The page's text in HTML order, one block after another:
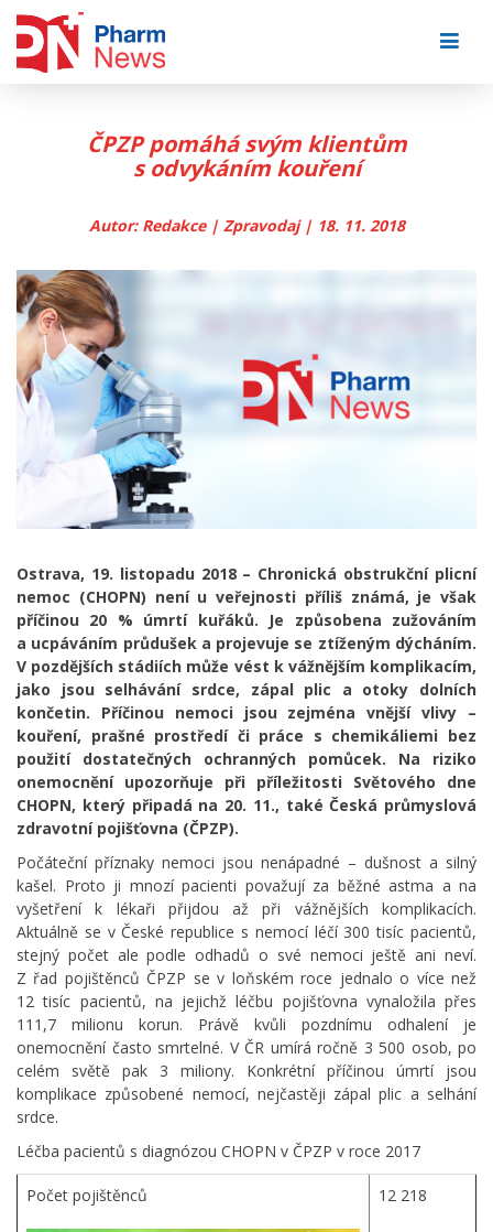
ČPZP pomáhá svým klientům
s odvykáním kouření
Autor: Redakce | Zpravodaj | 18. 11. 2018
Ostrava, 19. listopadu 2018 – Chronická obstrukční plicní
nemoc (CHOPN) není u veřejnosti příliš známá, je však
příčinou 20 % úmrtí kuřáků. Je způsobena zužováním
a ucpáváním průdušek a projevuje se ztíženým dýcháním.
V pozdějších stádiích může vést k vážnějším komplikacím,
jako jsou selhávání srdce, zápal plic a otoky dolních
končetin. Příčinou nemoci jsou zejména vnější vlivy –
kouření, prašné prostředí či práce s chemikáliemi bez
použití dostatečných ochranných pomůcek. Na riziko
onemocnění upozorňuje při příležitosti Světového dne
CHOPN, který připadá na 20. 11., také Česká průmyslová
zdravotní pojišťovna (ČPZP).
Počáteční příznaky nemoci jsou nenápadné – dušnost a silný
kašel. Proto ji mnozí pacienti považují za běžné astma a na
vyšetření k lékaři přijdou až při vážnějších komplikacích.
Aktuálně se v České republice s nemocí léčí 300 tisíc pacientů,
stejný počet ale podle odhadů o své nemoci ještě ani neví.
Z řad pojištěnců ČPZP se v loňském roce jednalo o více než
12 tisíc pacientů, na jejichž léčbu pojišťovna vynaložila přes
111,7 milionu korun. Právě kvůli pozdnímu odhalení je
onemocnění často smrtelné. V ČR umírá ročně 3 500 osob, po
celém světě pak 3 miliony. Konkrétní příčinou úmrtí jsou
komplikace způsobené nemocí, nejčastěji zápal plic a selhání
srdce.
Léčba pacientů s diagnózou CHOPN v ČPZP v roce 2017
Počet pojištěnců 12 218